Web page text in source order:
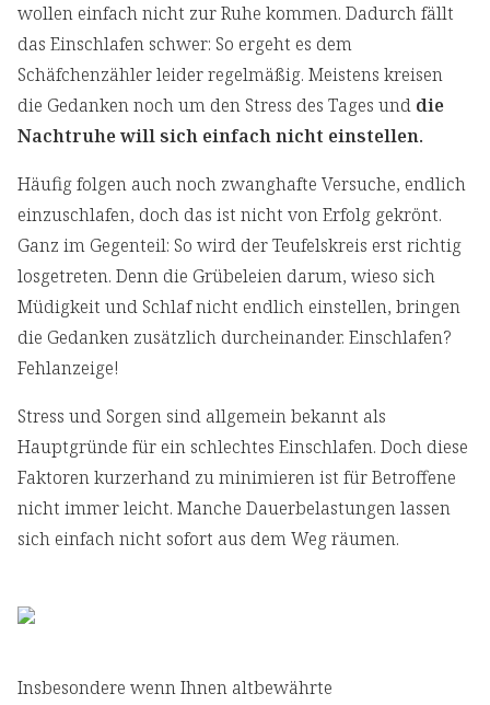
wollen einfach nicht zur Ruhe kommen. Dadurch fällt
das Einschlafen schwer: So ergeht es dem
Schäfchenzähler leider regelmäßig. Meistens kreisen
die Gedanken noch um den Stress des Tages und die
Nachtruhe will sich einfach nicht einstellen.
Häufig folgen auch noch zwanghafte Versuche, endlich
einzuschlafen, doch das ist nicht von Erfolg gekrönt.
Ganz im Gegenteil: So wird der Teufelskreis erst richtig
losgetreten. Denn die Grübeleien darum, wieso sich
Müdigkeit und Schlaf nicht endlich einstellen, bringen
die Gedanken zusätzlich durcheinander. Einschlafen?
Fehlanzeige!
Stress und Sorgen sind allgemein bekannt als
Hauptgründe für ein schlechtes Einschlafen. Doch diese
Faktoren kurzerhand zu minimieren ist für Betroffene
nicht immer leicht. Manche Dauerbelastungen lassen
sich einfach nicht sofort aus dem Weg räumen.
Insbesondere wenn Ihnen altbewährte